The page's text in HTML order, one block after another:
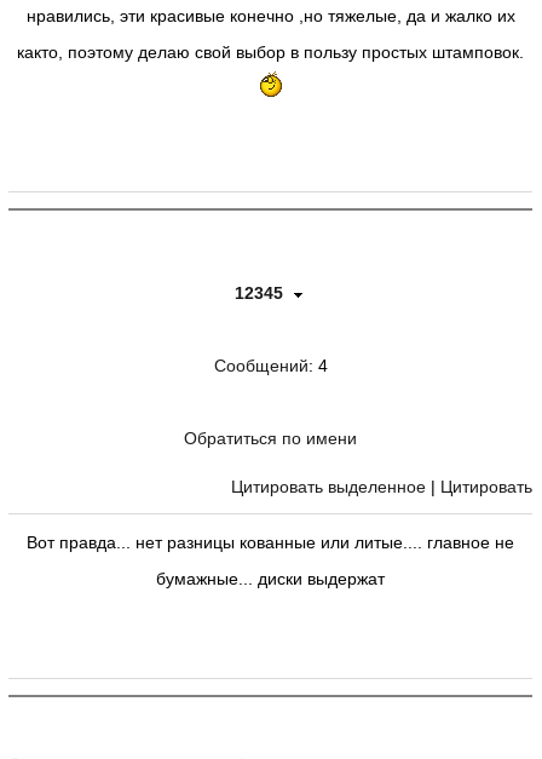
нравились, эти красивые конечно ,но тяжелые, да и жалко их
както, поэтому делаю свой выбор в пользу простых штамповок.
12345
Сообщений: 4
Обратиться по имени
Цитировать выделенное | Цитировать
Вот правда... нет разницы кованные или литые.... главное не
бумажные... диски выдержат